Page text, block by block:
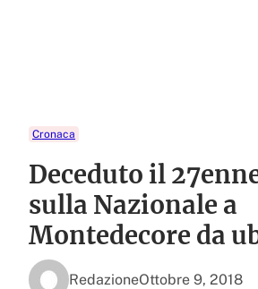
Cronaca
Deceduto il
sulla Nazionale a
Montedecore da
RedazioneOttobre 9, 2018